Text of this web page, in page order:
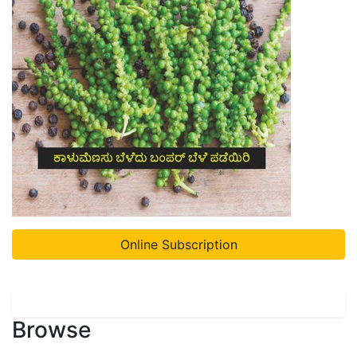
Online Subscription
Browse